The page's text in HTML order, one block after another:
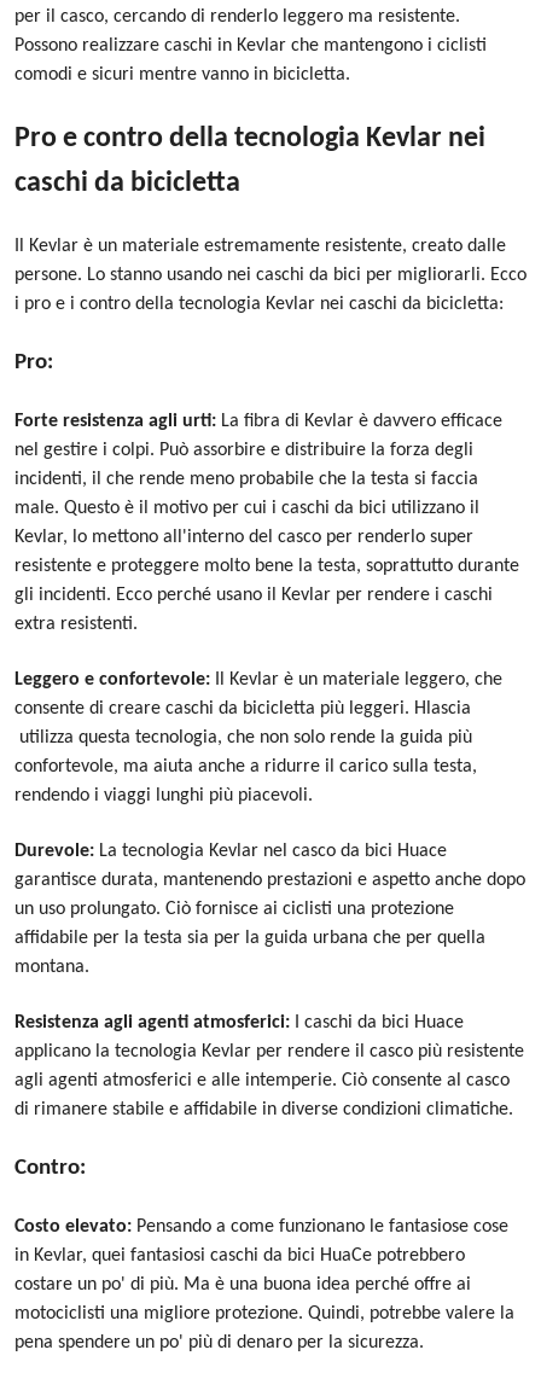
per il casco, cercando di renderlo leggero ma resistente.
Possono realizzare caschi in Kevlar che mantengono i ciclisti
comodi e sicuri mentre vanno in bicicletta.
Pro e contro della tecnologia Kevlar nei
caschi da bicicletta
Il Kevlar è un materiale estremamente resistente, creato dalle
persone. Lo stanno usando nei caschi da bici per migliorarli. Ecco
i pro e i contro della tecnologia Kevlar nei caschi da bicicletta:
Pro:
Forte resistenza agli urti: La fibra di Kevlar è davvero efficace
nel gestire i colpi. Può assorbire e distribuire la forza degli
incidenti, il che rende meno probabile che la testa si faccia
male. Questo è il motivo per cui i caschi da bici utilizzano il
Kevlar, lo mettono all'interno del casco per renderlo super
resistente e proteggere molto bene la testa, soprattutto durante
gli incidenti. Ecco perché usano il Kevlar per rendere i caschi
extra resistenti.
Leggero e confortevole:
Il Kevlar è un materiale leggero, che
consente di creare caschi da bicicletta più leggeri. H lascia
utilizza questa tecnologia, che non solo rende la guida più
confortevole, ma aiuta anche a ridurre il carico sulla testa,
rendendo i viaggi lunghi più piacevoli.
Durevole: La tecnologia Kevlar nel casco da bici Huace
garantisce durata, mantenendo prestazioni e aspetto anche dopo
un uso prolungato. Ciò fornisce ai ciclisti una protezione
affidabile per la testa sia per la guida urbana che per quella
montana.
Resistenza agli agenti atmosferici:
I caschi da bici Huace
applicano la tecnologia Kevlar per rendere il casco più resistente
agli agenti atmosferici e alle intemperie. Ciò consente al casco
di rimanere stabile e affidabile in diverse condizioni climatiche.
Contro:
Costo elevato: Pensando a come funzionano le fantasiose cose
in Kevlar, quei fantasiosi caschi da bici HuaCe potrebbero
costare un po' di più. Ma è una buona idea perché offre ai
motociclisti una migliore protezione. Quindi, potrebbe valere la
pena spendere un po' più di denaro per la sicurezza.